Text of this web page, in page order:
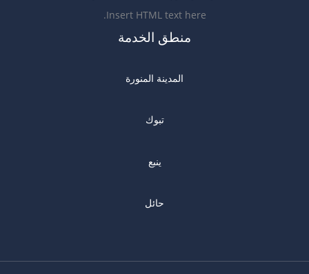
Insert HTML text here.
منطق الخدمة
المدينة المنورة
تبوك
ينبع
حائل